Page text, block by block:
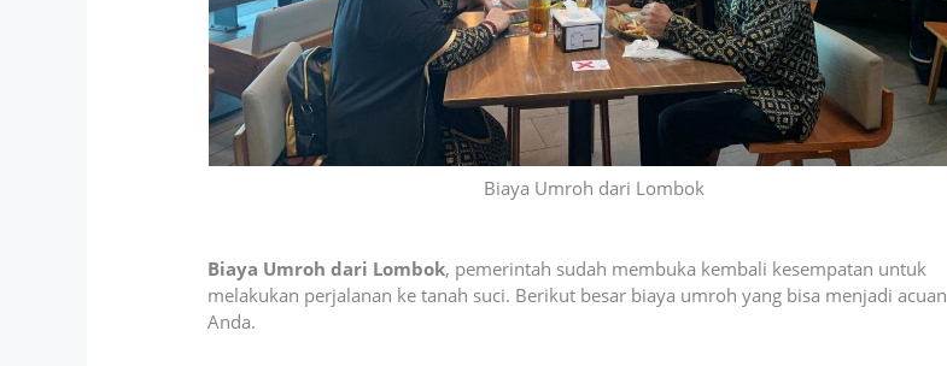
Biaya Umroh dari Lombok
Biaya Umroh dari Lombok, pemerintah sudah membuka kembali kesempatan untuk
melakukan perjalanan ke tanah suci. Berikut besar biaya umroh yang bisa menjadi acuan
Anda.